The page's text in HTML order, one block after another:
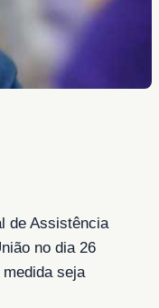
de Assistência
no dia 26
seja